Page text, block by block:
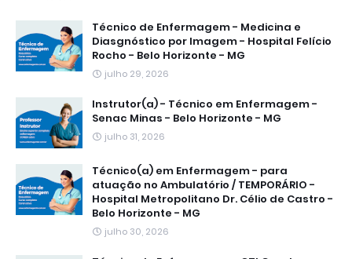
Técnico de Enfermagem - Medicina e
Diasgnóstico por Imagem - Hospital Felício
Rocho - Belo Horizonte - MG
julho 29, 2026
Instrutor(a) - Técnico em Enfermagem -
Senac Minas - Belo Horizonte - MG
julho 31, 2026
Técnico(a) em Enfermagem - para
atuação no Ambulatório / TEMPORÁRIO -
Hospital Metropolitano Dr. Célio de Castro -
Belo Horizonte - MG
julho 30, 2026